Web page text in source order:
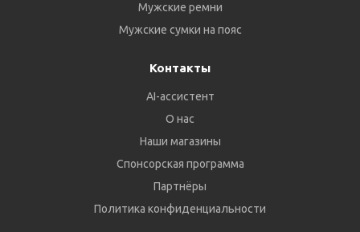
Мужские ремни
Мужские сумки на пояс
Контакты
AI-ассистент
О нас
Наши магазины
Спонсорская программа
Партнёры
Политика конфиденциальности